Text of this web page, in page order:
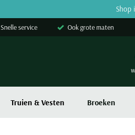
Shop
Snelle service Ook grote maten
Truien & Vesten Broeken